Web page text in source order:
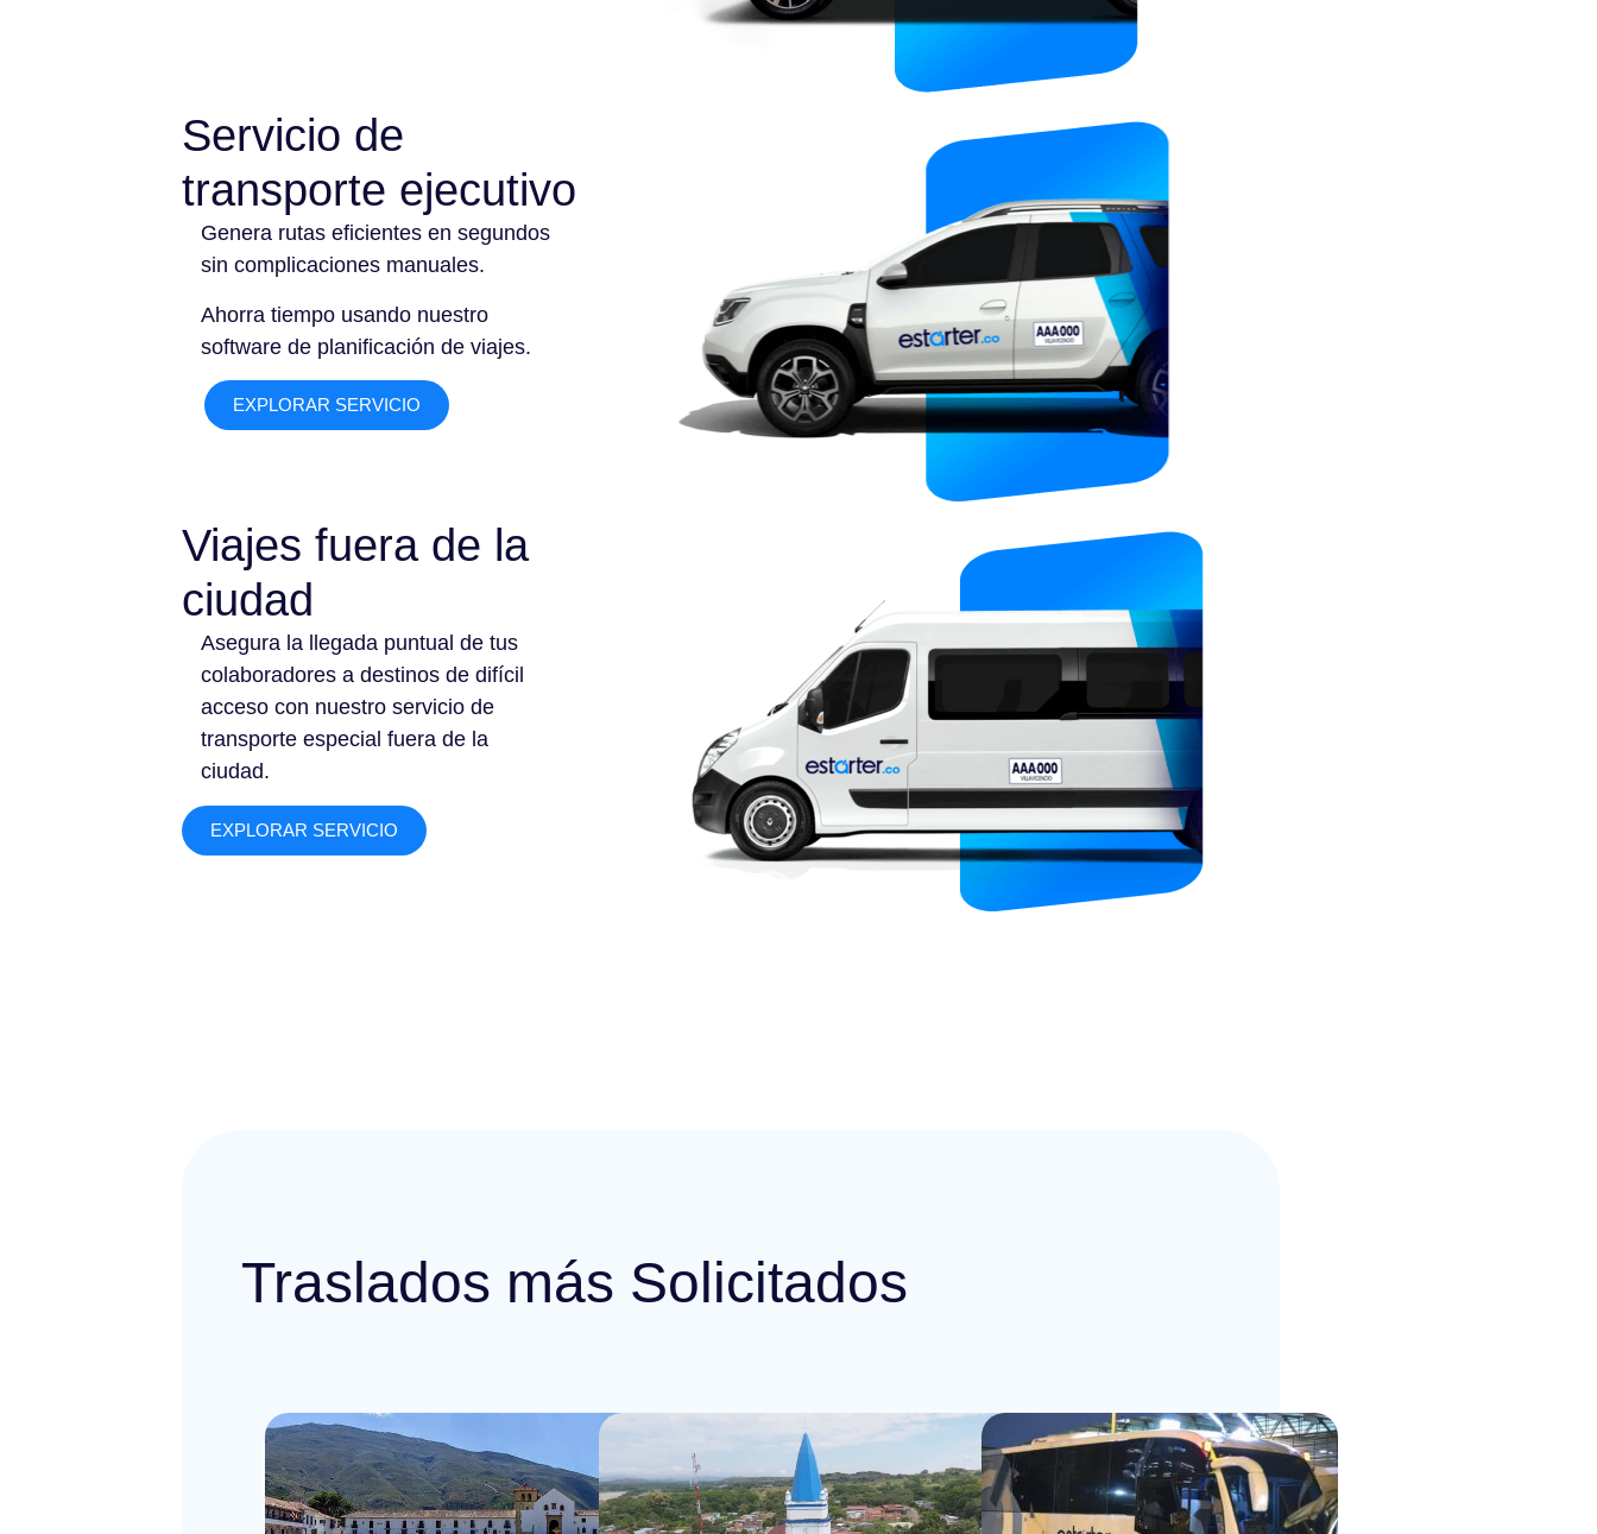
Servicio de
transporte ejecutivo
Genera rutas eficientes en segundos
sin complicaciones manuales.
Ahorra tiempo usando nuestro
software de planificación de viajes.
EXPLORAR SERVICIO
Viajes fuera de la
ciudad
Asegura la llegada puntual de tus
colaboradores a destinos de difícil
acceso con nuestro servicio de
transporte especial fuera de la
ciudad.
EXPLORAR SERVICIO
Traslados más Solicitados